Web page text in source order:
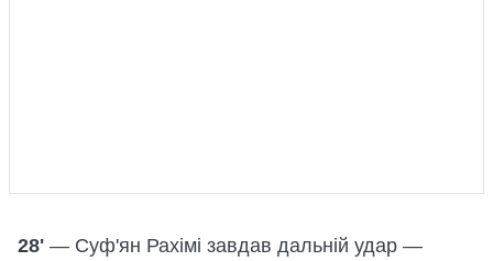
28' — Суф'ян Рахімі завдав дальній удар —